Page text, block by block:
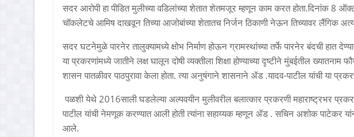
सदर आरोपी हा पीडित मुलीच्या वडिलांच्या शेतात शेतमजूर म्हणून काम करत होता.दिनांक 8
चॉकलेटचे आमिष दाखवून तिच्या आजोबांच्या शेतातच निर्जन ठिकाणी नेऊन तिच्यावर लैंगिक
सदर घटनेमुळे पारनेर तालुक्यामध्ये क्षोभ निर्माण होऊन ग्रामस्थांच्या तर्फे पारनेर बंदची हात
या प्रकरणांमध्ये जातीने लक्ष घालून दोषी व्यक्तीला शिक्षा होण्याच्या दृष्टीने मुंबईतील
शासन पातळीवर पाठपुरावा केला होता. त्या अनुषंगाने शासनाने ॲड .यादव-पाटील यांची या
पळशी येथे 2016साली घडलेल्या अल्पवयीन मुलीवरील बलात्कार प्रकरणी महाराष्ट्रभर
पाटील यांची नेमणूक करण्यात आली होती त्यांना सहाय्यक म्हणून ॲड . सचिन अशोक पाटेकर
आले.